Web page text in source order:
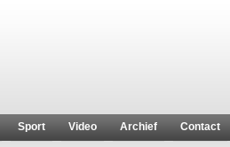
Sport Video Archief Contact